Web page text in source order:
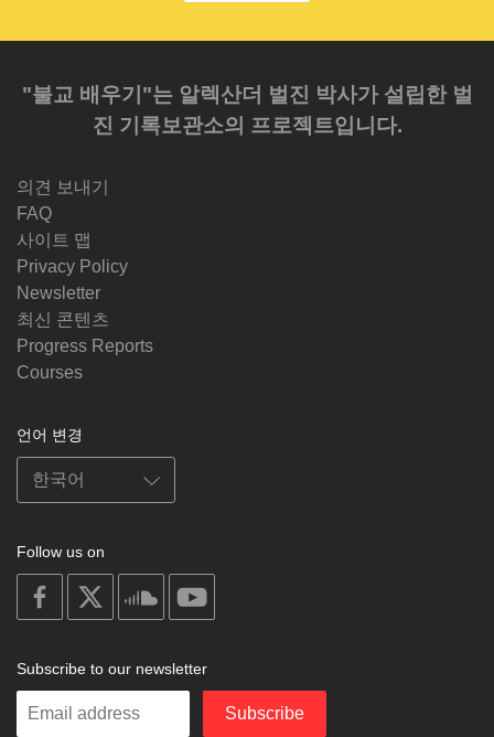
"불교 배우기"는 알렉산더 벌진 박사가 설립한 벌
진 기록보관소의 프로젝트입니다.
의견 보내기
FAQ
사이트 맵
Privacy Policy
Newsletter
최신 콘텐츠
Progress Reports
Courses
언어 변경
Follow us on
on
facebook
soundcloud
Subscribe to our newsletter
Enter
Subscribe